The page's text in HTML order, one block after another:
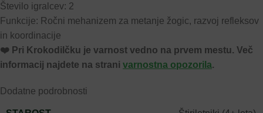
Število igralcev: 2
Funkcije: Ročni mehanizem za metanje žogic, razvoj refleksov
in koordinacije
❤️ ️Pri Krokodilčku je varnost vedno na prvem mestu. Več
informacij najdete na strani varnostna opozorila.
Dodatne podrobnosti